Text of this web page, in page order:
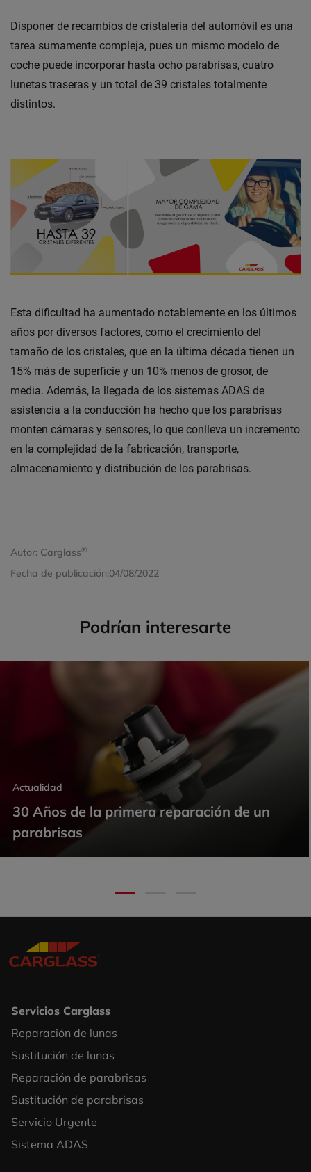
Disponer de recambios de cristalería del automóvil es una
tarea sumamente compleja, pues un mismo modelo de
coche puede incorporar hasta ocho parabrisas, cuatro
lunetas traseras y un total de 39 cristales totalmente
distintos.
Esta dificultad ha aumentado notablemente en los últimos
años por diversos factores, como el crecimiento del
tamaño de los cristales, que en la última década tienen un
15% más de superficie y un 10% menos de grosor, de
media. Además, la llegada de los sistemas ADAS de
asistencia a la conducción ha hecho que los parabrisas
monten cámaras y sensores, lo que conlleva un incremento
en la complejidad de la fabricación, transporte,
almacenamiento y distribución de los parabrisas.
Autor: Carglass®
Fecha de publicación:04/08/2022
Podrían interesarte
Actualidad
30 Años de la primera reparación de un
parabrisas
Servicios Carglass
Footer
Column
Reparación de lunas
Sustitución de lunas
Reparación de parabrisas
Sustitución de parabrisas
Servicio Urgente
Sistema ADAS